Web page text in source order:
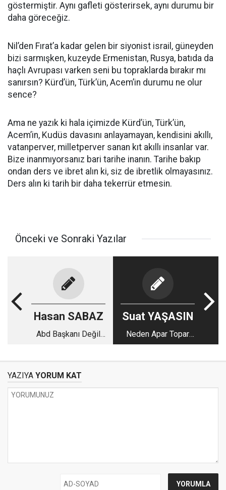
göstermiştir. Aynı gafleti gösterirsek, aynı durumu bir
daha göreceğiz.
Nil’den Fırat’a kadar gelen bir siyonist israil, güneyden
bizi sarmışken, kuzeyde Ermenistan, Rusya, batıda da
haçlı Avrupası varken seni bu topraklarda bırakır mı
sanırsın? Kürd’ün, Türk’ün, Acem’in durumu ne olur
sence?
Ama ne yazık ki hala içimizde Kürd’ün, Türk’ün,
Acem’in, Kudüs davasını anlayamayan, kendisini akıllı,
vatanperver, milletperver sanan kıt akıllı insanlar var.
Bize inanmıyorsanız bari tarihe inanın. Tarihe bakıp
ondan ders ve ibret alın ki, siz de ibretlik olmayasınız.
Ders alın ki tarih bir daha tekerrür etmesin.
Önceki ve Sonraki Yazılar
Hasan SABAZ
Abd Başkanı Değil
Suat YAŞASIN
Neden Apar Topar
Ateşi Kestiler
YAZIYA YORUM KAT